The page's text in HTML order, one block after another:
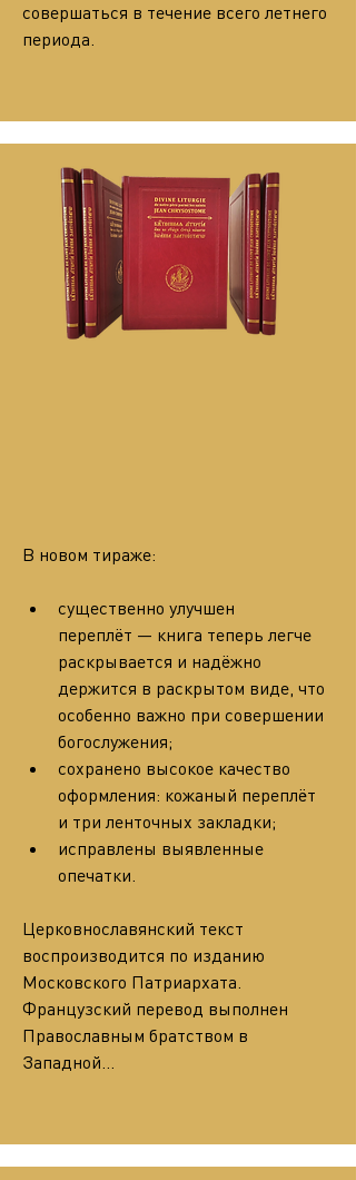
совершаться в течение всего летнего
периода.
В новом тираже:
существенно улучшен
переплёт — книга теперь легче
раскрывается и надёжно
держится в раскрытом виде, что
особенно важно при совершении
богослужения;
сохранено высокое качество
оформления: кожаный переплёт
и три ленточных закладки;
исправлены выявленные
опечатки.
Церковнославянский текст
воспроизводится по изданию
Московского Патриархата.
Французский перевод выполнен
Православным братством в
Западной…